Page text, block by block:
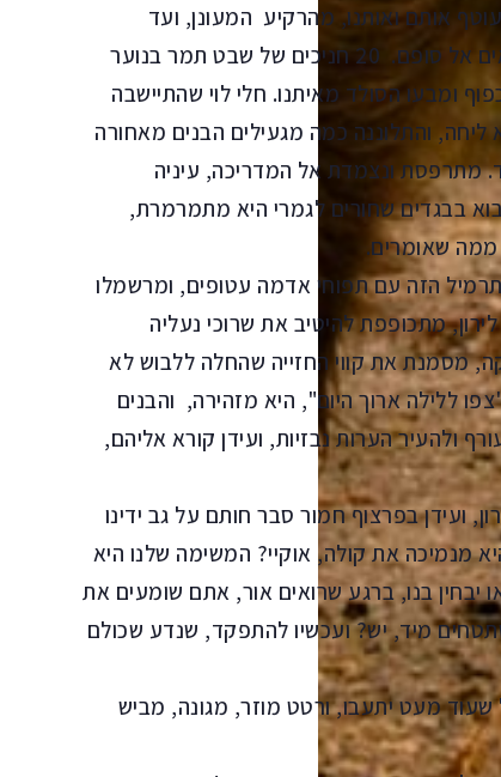
אותם ואותנו, מהרקיע המעונן, ועד
השורשים של העשב הצהוב מחודשי הקיץ שבאים אל סופם. 20 חניכים של שבט תמר בנוער
ומבעו הסולד מאיתנו. חלי לוי שהתיישבה
והתלוננה כמה מגעילים הבנים מאחורה
מתרפסת ונצמדת אל המדריכה, עיניה
בבגדים שחורים לגמרי היא מתמרמרת,
ממה שאומרים.
הזה עם תפוחי אדמה עטופים, ומרשמלו
מתכופפת להיטיב את שרוכי נעליה
מסמנת את קווי החזייה שהחלה ללבוש לא
ללילה ארוך היום", היא מזהירה, והבנים
ולהעיר הערות נבזיות, ועידן קורא אליהם,
ועידן בפרצוף חמור סבר חותם על גב ידינו
מנמיכה את קולה, אוקיי? המשימה שלנו היא
יבחין בנו, ברגע שרואים אור, אתם שומעים את
מיד, יש? ועכשיו להתפקד, שנדע שכולם
שעוד מעט יתעבו, ורטט מוזר, מגונה, מביש